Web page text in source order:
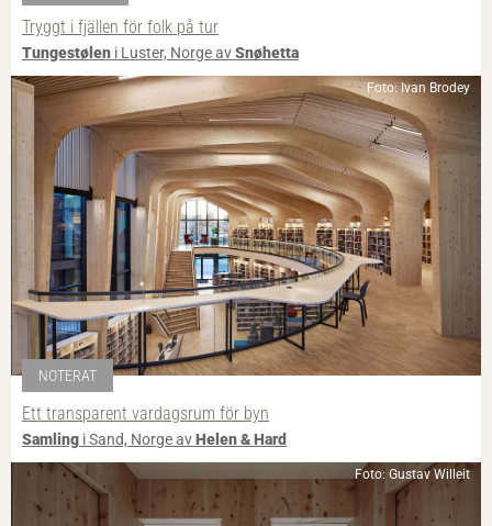
Tryggt i fjällen för folk på tur
Tungestølen i Luster, Norge avSnøhetta
Foto: Ivan Brodey
NOTERAT
Ett transparent vardagsrum för byn
Samling i Sand, Norge avHelen & Hard
Foto: Gustav Willeit